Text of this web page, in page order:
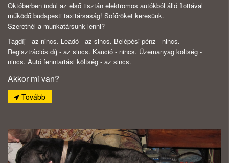
Októberben indul az első tisztán elektromos autókból álló flottával
működő budapesti taxitársaság! Sofőröket keresünk.
Szeretnél a munkatársunk lenni?
Tagdíj - az nincs. Leadó - az sincs. Belépési pénz - nincs.
Regisztrációs díj - az sincs. Kaució - nincs. Üzemanyag költség -
nincs. Autó fenntartási költség - az sincs.
Akkor mi van?
Tovább